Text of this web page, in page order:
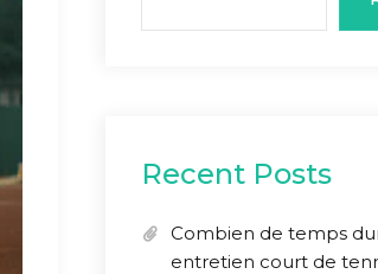
Recent Posts
Combien de temps
entretien court de